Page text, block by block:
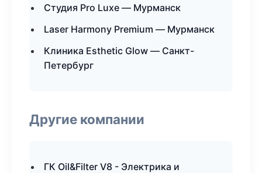
Студия Pro Luxe — Мурманск
Laser Harmony Premium — Мурманск
Клиника Esthetic Glow — Санкт-
Петербург
Другие компании
ГК Oil&Filter V8 - Электрика и